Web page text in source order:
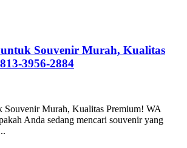
Souvenir Murah, Kualitas
3956-2884
Souvenir Murah, Kualitas Premium! WA
Anda sedang mencari souvenir yang